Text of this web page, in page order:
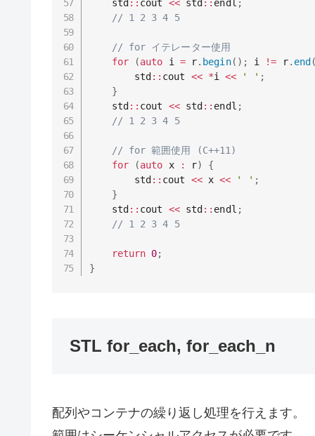
	std
:: cout << std:: endl ;
// 1 2 3 4 5
// for イテレーター使用
for
(auto i = r. begin( ) ; i != r. end(
		std
:: cout << *i << ' ' ;
}
	std
:: cout << std:: endl ;
// 1 2 3 4 5
// for 範囲使用 (C++11)
for
(auto x : r)
{
		std
:: cout << x << ' ' ;
}
	std
:: cout << std:: endl ;
// 1 2 3 4 5
return 0;
}
STL for_each, for_each_n
配列やコンテナの繰り返し処理を行えます。